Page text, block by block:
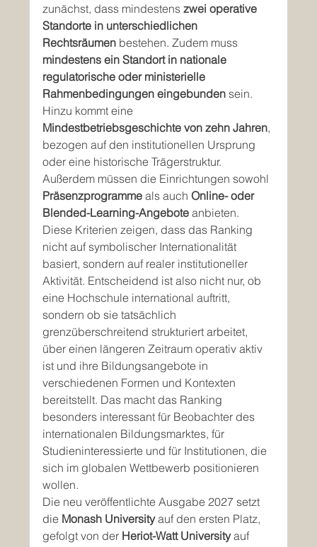
zunächst, dass mindestens zwei operative
Standorte in unterschiedlichen
Rechtsräumen bestehen. Zudem muss
mindestens ein Standort in nationale
regulatorische oder ministerielle
Rahmenbedingungen eingebunden sein.
Hinzu kommt eine
Mindestbetriebsgeschichte von zehn Jahren,
bezogen auf den institutionellen Ursprung
oder eine historische Trägerstruktur.
Außerdem müssen die Einrichtungen sowohl
Präsenzprogramme als auch Online- oder
Blended-Learning-Angebote anbieten.
Diese Kriterien zeigen, dass das Ranking
nicht auf symbolischer Internationalität
basiert, sondern auf realer institutioneller
Aktivität. Entscheidend ist also nicht nur, ob
eine Hochschule international auftritt,
sondern ob sie tatsächlich
grenzüberschreitend strukturiert arbeitet,
über einen längeren Zeitraum operativ aktiv
ist und ihre Bildungsangebote in
verschiedenen Formen und Kontexten
bereitstellt. Das macht das Ranking
besonders interessant für Beobachter des
internationalen Bildungsmarktes, für
Studieninteressierte und für Institutionen, die
sich im globalen Wettbewerb positionieren
wollen.
Die neu veröffentlichte Ausgabe 2027 setzt
die Monash University auf den ersten Platz,
gefolgt von der Heriot-Watt University auf